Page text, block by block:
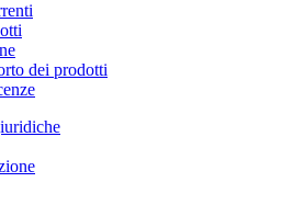
dei prodotti